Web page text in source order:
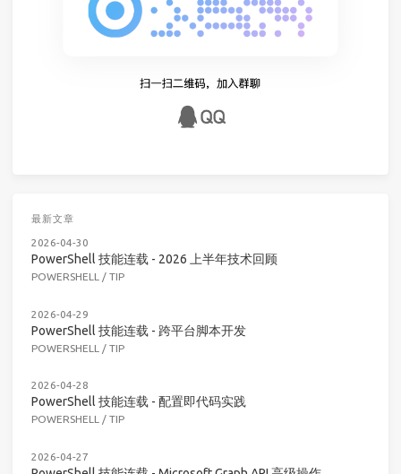
最新文章
2026-04-30
PowerShell 技能连载 - 2026 上半年技术回顾
POWERSHELL / TIP
2026-04-29
PowerShell 技能连载 - 跨平台脚本开发
POWERSHELL / TIP
2026-04-28
PowerShell 技能连载 - 配置即代码实践
POWERSHELL / TIP
2026-04-27